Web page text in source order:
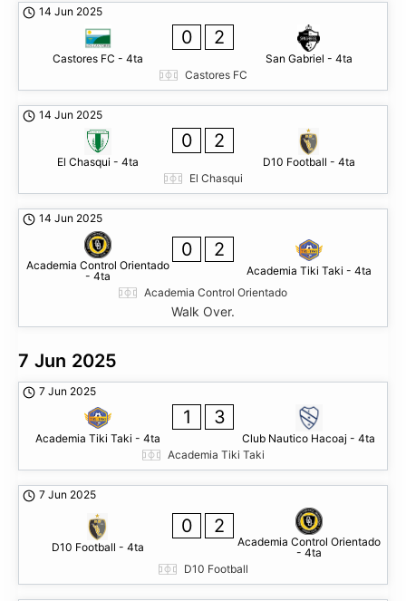
14 Jun 2025
Castores FC - 4ta
0 2
San Gabriel - 4ta
Castores FC
14 Jun 2025
El Chasqui - 4ta
0 2
D10 Football - 4ta
El Chasqui
14 Jun 2025
Academia Control Orientado
- 4ta
0 2
Academia Tiki Taki - 4ta
Academia Control Orientado
Walk Over.
7 Jun 2025
7 Jun 2025
Academia Tiki Taki - 4ta
1 3
Club Nautico Hacoaj - 4ta
Academia Tiki Taki
7 Jun 2025
D10 Football - 4ta
0 2
Academia Control Orientado
- 4ta
D10 Football